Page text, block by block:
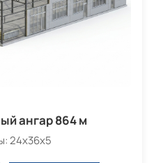
ангар 864 м
24х36х5